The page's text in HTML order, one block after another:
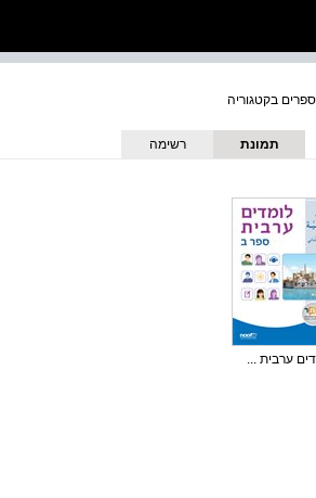
תמונת
רשימה
ערבית ...